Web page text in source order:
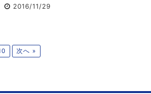
2016/11/29
次へ »